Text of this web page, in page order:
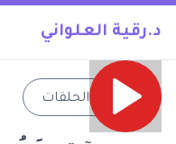
د.رقية العلواني
→ جميع الحلقات